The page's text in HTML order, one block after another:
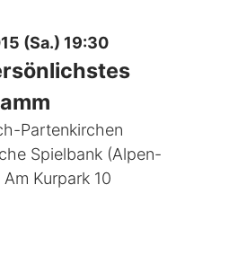
(Sa.) 19:30
Partenkirchen
Spielbank (Alpen-
Kurpark 10